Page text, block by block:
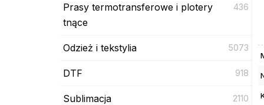
Prasy termotransferowe i plotery
tnące
436
Odzież i tekstylia 5073
DTF 918
Sublimacja 2110